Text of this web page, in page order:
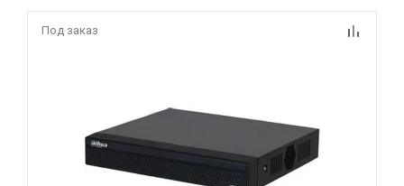
Под заказ